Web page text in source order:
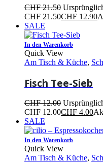
CHF21.50
CHF 21.50CHF 12.90
SALE
In den Warenkorb
Quick View
Am Tisch & Küche,
Fisch Tee-Sieb
CHF12.00
CHF 12.00CHF 4.00
SALE
In den Warenkorb
Quick View
Am Tisch & Küche,